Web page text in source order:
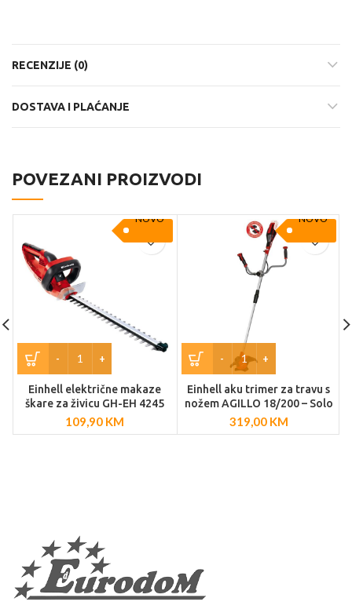
RECENZIJE (0)
DOSTAVA I PLAĆANJE
POVEZANI PROIZVODI
NOVO
Einhell električne makaze
škare za živicu GH-EH 4245
109,90 KM
NOVO
Einhell aku trimer za travu s
nožem AGILLO 18/200 – Solo
319,00 KM